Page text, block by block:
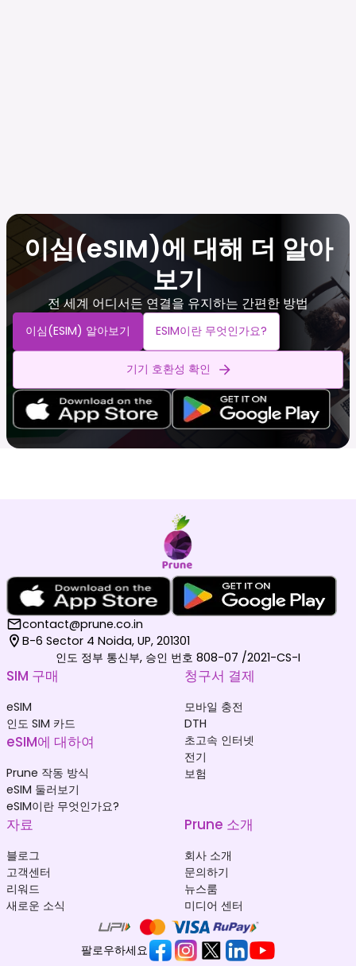
이심(eSIM)에 대해 더 알아
보기
전 세계 어디서든 연결을 유지하는 간편한 방법
이심(eSIM) 알아보기 ESIM이란 무엇인가요?
기기 호환성 확인
contact@prune.co.in
B-6 Sector 4 Noida, UP, 201301
인도 정부 통신부, 승인 번호 808-07 /2021-CS-I
SIM 구매
eSIM
인도 SIM 카드
eSIM에 대하여
Prune 작동 방식
eSIM 둘러보기
eSIM이란 무엇인가요?
청구서 결제
모바일 충전
DTH
초고속 인터넷
전기
보험
자료
블로그
고객센터
리워드
새로운 소식
Prune 소개
회사 소개
문의하기
뉴스룸
미디어 센터
팔로우하세요